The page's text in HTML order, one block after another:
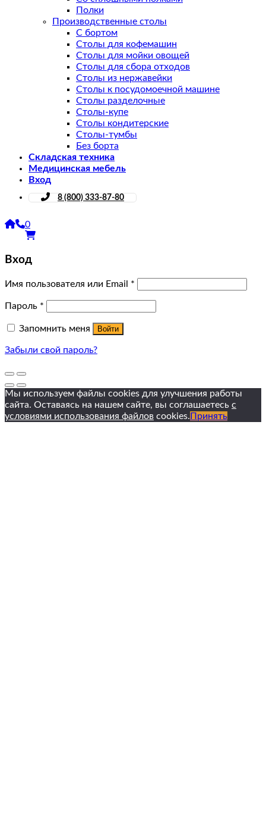
Полки
Производственные столы
С бортом
Столы для кофемашин
Столы для мойки овощей
Столы для сбора отходов
Столы из нержавейки
Столы к посудомоечной машине
Столы разделочные
Столы-купе
Столы кондитерские
Столы-тумбы
Без борта
Складская техника
Медицинская мебель
Вход
8 (800) 333-87-80
0
Вход
Имя пользователя или Email *
Пароль *
Запомнить меня Войти
Забыли свой пароль?
Мы используем файлы cookies для улучшения работы
сайта. Оставаясь на нашем сайте, вы соглашаетесь с
условиями использования файлов cookies. Принять